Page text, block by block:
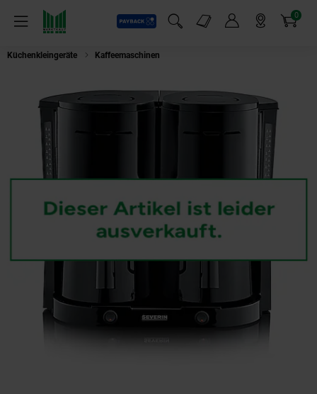
Menü
Payback
Suchfeld einblenden
Markt-Angebote 0
Artikel
Küchenkleingeräte Kaffeemaschinen